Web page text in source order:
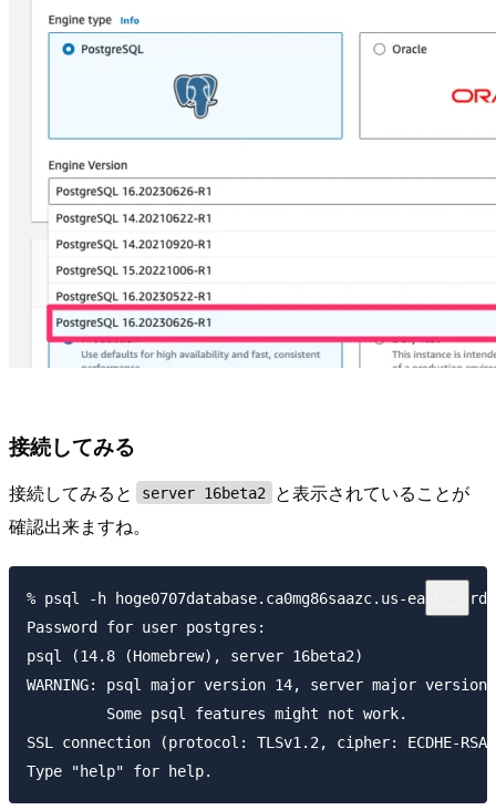
接続してみる
接続してみると server 16beta2
と表示されていることが
確認出来ますね。
% psql -h hoge0707database.ca0mg86saazc.us-east-
Password for user postgres:
psql (14.8 (Homebrew), server 16beta2)
WARNING: psql major version 14, server major version
         Some psql features might not work.
SSL connection (protocol: TLSv1.2, cipher: ECDHE-